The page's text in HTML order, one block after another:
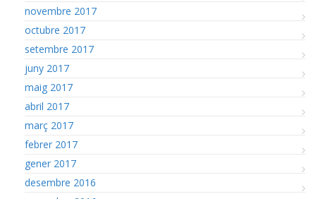
novembre 2017
octubre 2017
setembre 2017
juny 2017
maig 2017
abril 2017
març 2017
febrer 2017
gener 2017
desembre 2016